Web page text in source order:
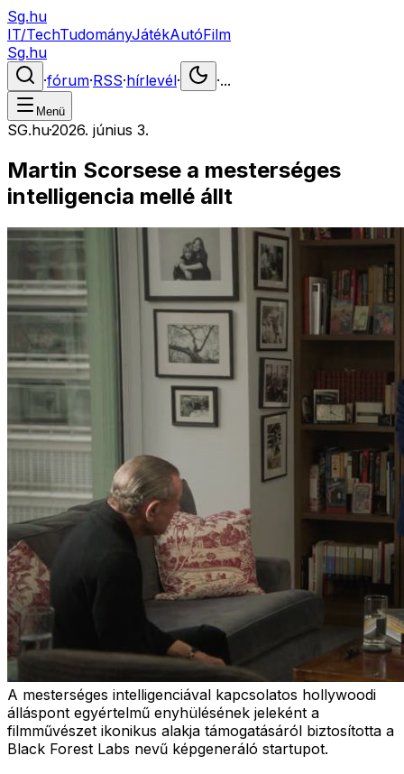
Sg.hu
IT/TechTudományJátékAutóFilm
Sg.hu
·fórum·RSS·hírlevél· ·...
Menü
SG.hu·2026. június 3.
Martin Scorsese a mesterséges
intelligencia mellé állt
A mesterséges intelligenciával kapcsolatos hollywoodi
álláspont egyértelmű enyhülésének jeleként a
filmművészet ikonikus alakja támogatásáról biztosította a
Black Forest Labs nevű képgeneráló startupot.